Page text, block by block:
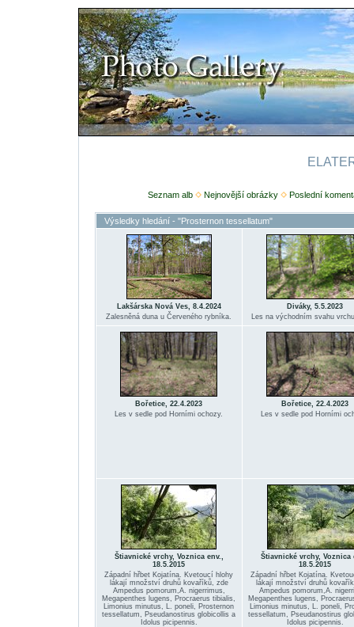
Seznam alb Nejnovější obrázky Poslední
Výsledky hledání - "Prosternon tessellatum"
Lakšárska Nová Ves, 8.4.2024
Zalesněná duna u Červeného rybníka.
Diváky, 5.5.2023
Les na východním svahu
Bořetice, 22.4.2023
Les v sedle pod Horními ochozy.
Bořetice, 22.4.2023
Les v sedle pod Horními
Štiavnické vrchy, Voznica env.,
18.5.2015
Západní hřbet Kojatína. Kvetoucí hlohy
lákají množství druhů kovaříků, zde
Ampedus pomorum,A. nigerrimus,
Megapenthes lugens, Procraerus tibialis,
Limonius minutus, L. poneli, Prosternon
tessellatum, Pseudanostirus globicollis a
Idolus picipennis.
Štiavnické vrchy, Voznica
18.5.2015
Západní hřbet Kojatína.
lákají množství druhů
Ampedus pomorum,A.
Megapenthes lugens,
Limonius minutus, L. poneli,
tessellatum, Pseudanostirus
Idolus picipennis.